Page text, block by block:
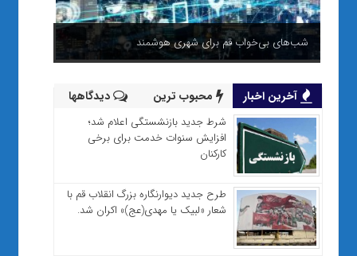
شب‌های بی‌خواب قم برای شهری هوشمند
آخرین اخبار محبوب ترین دیدگاهها
شرط جدید بازنشستگی اعلام شد؛
افزایش سنوات خدمت برای برخی
کارکنان
طرح جدید دیوارنگاره بزرگ انقلاب قم با
شعار «لبیک یا مهدی(عج)» اکران شد.